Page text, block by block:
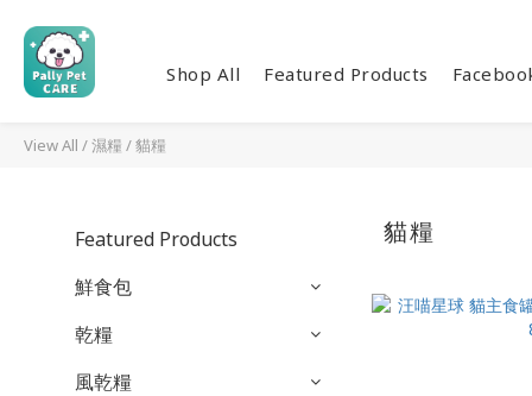
Shop All Featured Products
View All /濕糧 /貓糧
Featured Products
鮮食包
乾糧
風乾糧
貓糧